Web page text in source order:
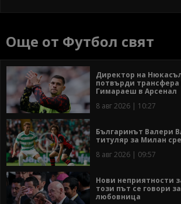
Още от Футбол свят
Директор на
потвърди трансфера
Гимараеш в Арсенал
8 авг 2026 | 10:27
Българинът Валери
титуляр за Милан
8 авг 2026 | 09:57
Нови неприятности
този път се говори
любовница